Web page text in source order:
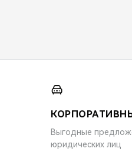
Выгодные
юридических лиц